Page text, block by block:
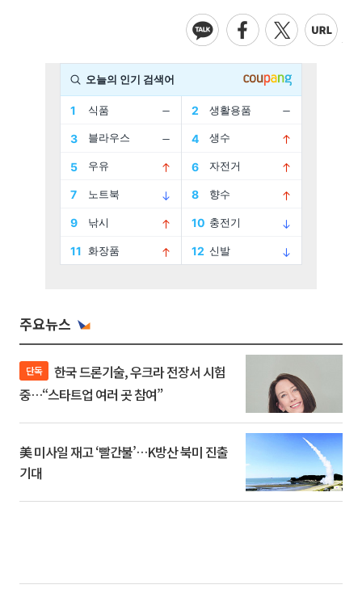
주요뉴스
단독
중…“스타트업 여러 곳 참여”
美 미사일 재고 ‘빨간불’…K방산 북미 진출
기대